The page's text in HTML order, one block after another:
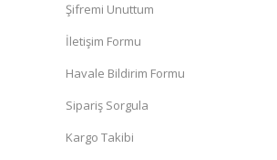
Şifremi Unuttum
İletişim Formu
Havale Bildirim Formu
Sipariş Sorgula
Kargo Takibi